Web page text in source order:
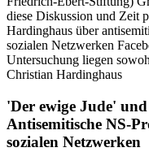
diese Diskussion und Zeit
Hardinghaus über
sozialen Netzwerken
Untersuchung liegen
Christian Hardinghaus
'Der ewige Jude'
Antisemitische NS-
sozialen Netzwerken